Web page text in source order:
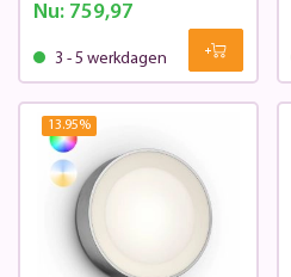
Nu:759,97
3 - 5 werkdagen
13.95%